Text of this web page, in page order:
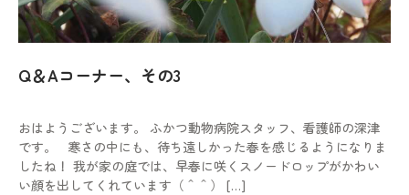
Q＆Aコーナー、その3
おはようございます。 ふかつ動物病院スタッフ、看護師の深津
です。 寒さの中にも、待ち遠しかった春を感じるようになりま
したね！ 我が家の庭では、早春に咲くスノードロップがかわい
い顔を出してくれています（＾＾） […]